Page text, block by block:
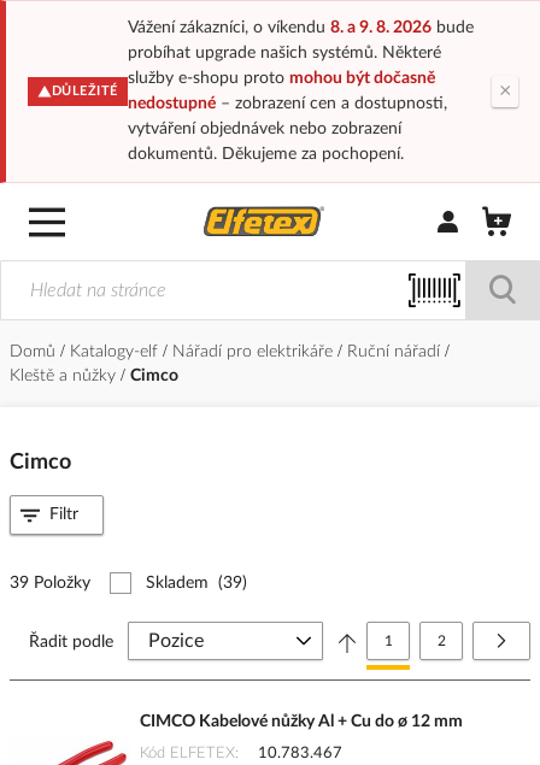
DŮLEŽITÉ
Vážení zákazníci, o víkendu 8. a 9. 8. 2026bude
probíhat upgrade našich systémů. Některé
služby e-shopu proto mohou být dočasně
nedostupné– zobrazení cen a dostupnosti,
vytváření objednávek nebo zobrazení
dokumentů. Děkujeme za pochopení.
×
Přihlásit/
Domů Katalogy-elf Nářadí pro elektrikáře
Ruční nářadí
Kleště a nůžky
Cimco
Cimco
39 Položky Skladem (39)
Stránka
Právě si prohlížíte
1 Stránka
2
Řadit podle
CIMCO Kabelové nůžky Al + Cu do ø 12 mm
Kód ELFETEX
10.783.467
Filtr